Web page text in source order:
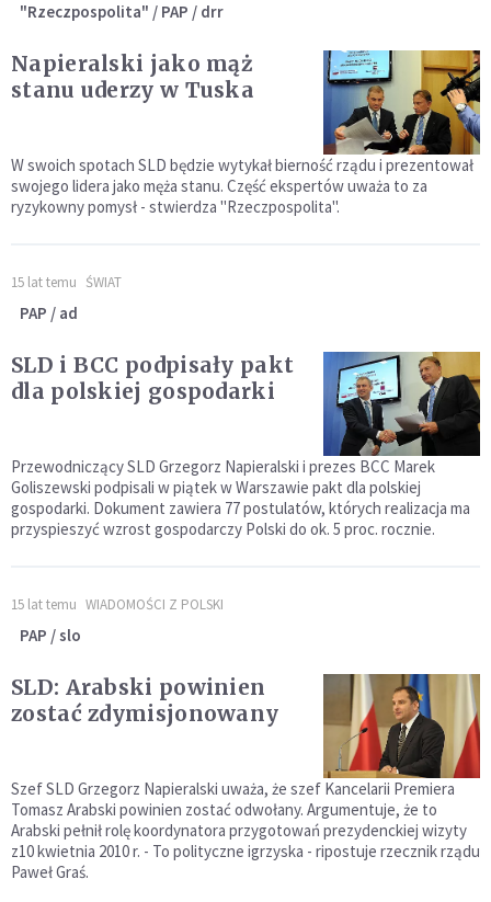
"Rzeczpospolita" / PAP / drr
Napieralski jako mąż
stanu uderzy w Tuska
W swoich spotach SLD będzie wytykał bierność rządu i prezentował
swojego lidera jako męża stanu. Część ekspertów uważa to za
ryzykowny pomysł - stwierdza "Rzeczpospolita".
15 lat temu ŚWIAT
PAP / ad
SLD i BCC podpisały pakt
dla polskiej gospodarki
Przewodniczący SLD Grzegorz Napieralski i prezes BCC Marek
Goliszewski podpisali w piątek w Warszawie pakt dla polskiej
gospodarki. Dokument zawiera 77 postulatów, których realizacja ma
przyspieszyć wzrost gospodarczy Polski do ok. 5 proc. rocznie.
15 lat temu WIADOMOŚCI Z POLSKI
PAP / slo
SLD: Arabski powinien
zostać zdymisjonowany
Szef SLD Grzegorz Napieralski uważa, że szef Kancelarii Premiera
Tomasz Arabski powinien zostać odwołany. Argumentuje, że to
Arabski pełnił rolę koordynatora przygotowań prezydenckiej wizyty
z10 kwietnia 2010 r. - To polityczne igrzyska - ripostuje rzecznik rządu
Paweł Graś.